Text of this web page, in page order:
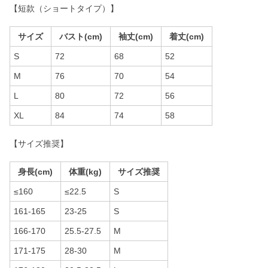
【短款（ショートタイプ）】
サイズ バスト(cm) 袖丈(cm) 着丈(cm)
S 72 68 52
M 76 70 54
L 80 72 56
XL 84 74 58
【サイズ推奨】
身長(cm) 体重(kg) サイズ推奨
≤160 ≤22.5 S
161-165 23-25 S
166-170 25.5-27.5 M
171-175 28-30 M